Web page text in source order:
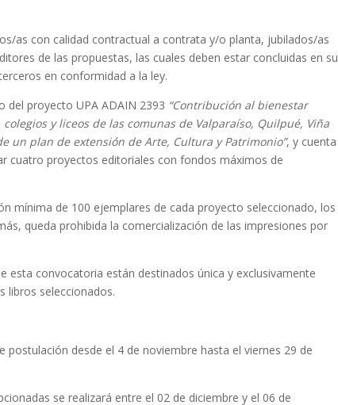
as con calidad contractual a contrata y/o planta, jubilados/as
de las propuestas, las cuales deben estar concluidas en su
en conformidad a la ley.
del proyecto UPA ADAIN 2393 “Contribución al bienestar
y liceos de las comunas de Valparaíso, Quilpué, Viña
un plan de extensión de Arte, Cultura y Patrimonio”, y cuenta
cuatro proyectos editoriales con fondos máximos de
mínima de 100 ejemplares de cada proyecto seleccionado, los
queda prohibida la comercialización de las impresiones por
esta convocatoria están destinados única y exclusivamente
libros seleccionados.
desde el 4 de noviembre hasta el viernes 29 de
se realizará entre el 02 de diciembre y el 06 de